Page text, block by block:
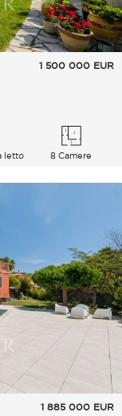
1 500 000 EUR
letto 8 Camere
1 885 000 EUR